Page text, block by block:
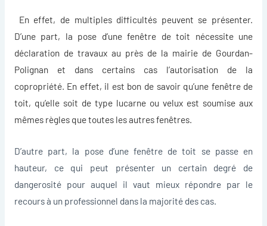
En effet, de multiples difficultés peuvent se présenter.
D’une part, la pose d’une fenêtre de toit nécessite une
déclaration de travaux au près de la mairie de Gourdan-
Polignan et dans certains cas l’autorisation de la
copropriété. En effet, il est bon de savoir qu’une fenêtre de
toit, qu’elle soit de type lucarne ouvelux est soumise aux
mêmes règles que toutes les autres fenêtres.
D’autre part, la pose d’une fenêtre de toit se passe en
hauteur, ce qui peut présenter un certain degré de
dangerosité pour auquel il vaut mieux répondre par le
recours à un professionnel dans la majorité des cas.